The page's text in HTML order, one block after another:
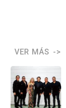
VER MÁS